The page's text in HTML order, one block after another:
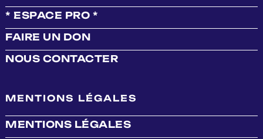
* ESPACE PRO *
FAIRE UN DON
NOUS CONTACTER
MENTIONS LÉGALES
MENTIONS LÉGALES